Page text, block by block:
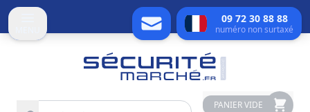
09 72 30 88 88
numéro non surtaxé
PANIER VIDE